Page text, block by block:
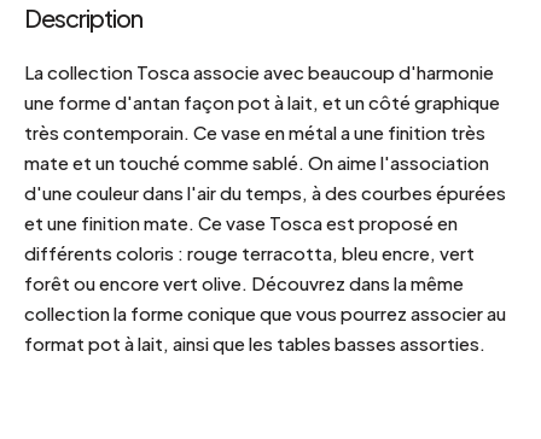
Description
La collection Tosca associe avec beaucoup d'harmonie
une forme d'antan façon pot à lait, et un côté graphique
très contemporain. Ce vase en métal a une finition très
mate et un touché comme sablé. On aime l'association
d'une couleur dans l'air du temps, à des courbes épurées
et une finition mate. Ce vase Tosca est proposé en
différents coloris : rouge terracotta, bleu encre, vert
forêt ou encore vert olive. Découvrez dans la même
collection la forme conique que vous pourrez associer au
format pot à lait, ainsi que les tables basses assorties.